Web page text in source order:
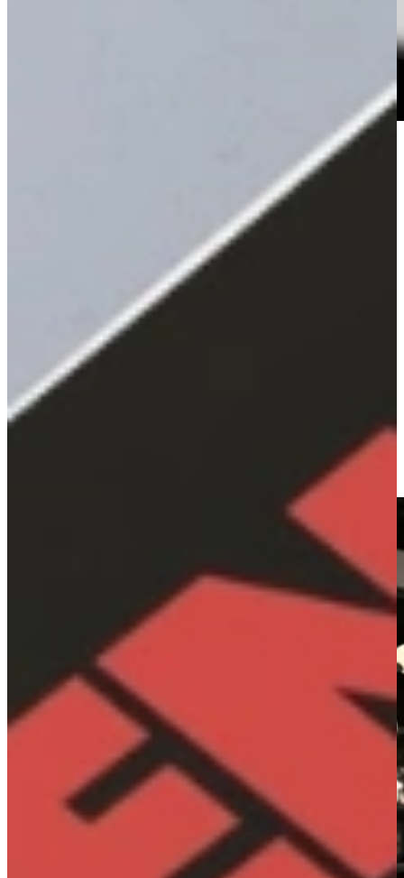
Koelen en Vriezen met Siemens
Siemens biedt een uitgebreid assortiment koelkasten en vriezers die
voedsel langer vers houden met behoud van smaak en
Met technologieën als hyperFresh blijven producten tot drie keer
langer vers, terwijl noFrost ontdooien overbodig maakt en
multiAirflow zorgt voor gelijkmatige koeling. Functies als
superCooling en superFreezing brengen nieuwe producten snel op
temperatuur en via Home Connect beheer je je koelkast eenvoudig
op afstand. De energiezuinige LED-verlichting en flexibele indeling
verhogen het gebruiksgemak, terwijl het strakke, moderne design
naadloos past in elke keuken.
Siemens onderscheidt zich met Duitse precisie, efficiëntie en